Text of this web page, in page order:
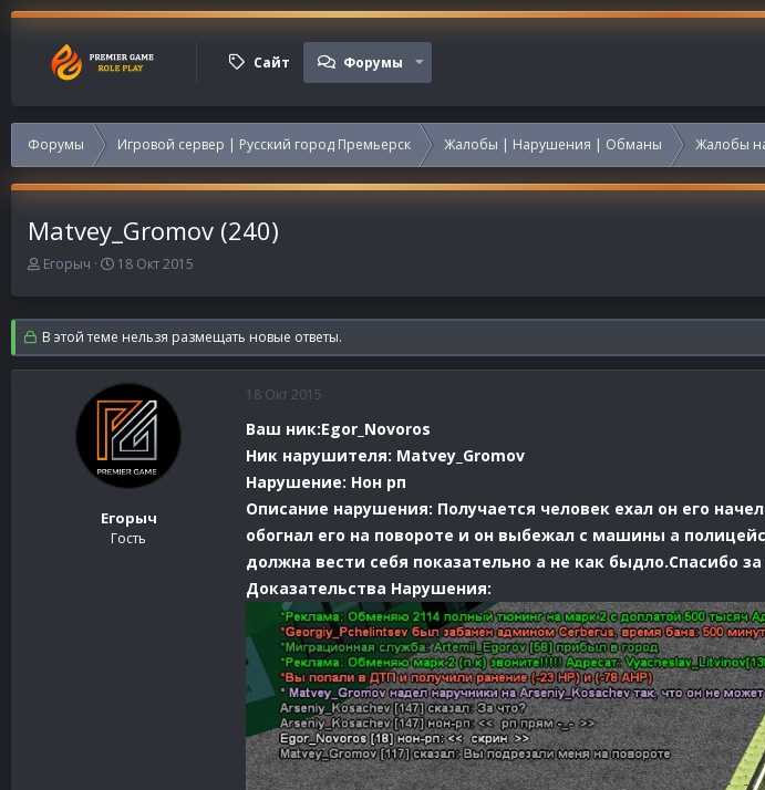
Сайт Форумы
Форумы Игровой сервер | Русский город Премьерск Жалобы | Нарушения | Обманы Жалобы
Matvey_Gromov (240)
А
т
о
р
т
Егорыч
Д
т
а
н
а
ч
а
л
а
18 Окт 2015
В этой теме нельзя размещать новые ответы.
Егорыч
Гость
18 Окт 2015
Ваш ник:Egor_Novoros
Ник нарушителя: Matvey_Gromov
Нарушение: Нон рп
Описание нарушения: Получается человек ехал он его
обогнал его на повороте и он выбежал с машины а
должна вести себя показательно а не как быдло.Спасибо
Доказательства Нарушения: